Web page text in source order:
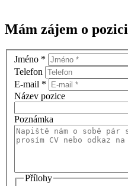
Mám zájem o pozici
Jméno *
Telefon
E-mail *
Název pozice
Poznámka
Přílohy